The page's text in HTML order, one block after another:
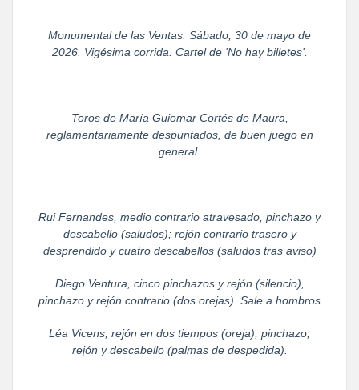
Monumental de las Ventas. Sábado, 30 de mayo de
2026. Vigésima corrida. Cartel de 'No hay billetes'.
Toros de María Guiomar Cortés de Maura,
reglamentariamente despuntados, de buen juego en
general.
Rui Fernandes, medio contrario atravesado, pinchazo y
descabello (saludos); rejón contrario trasero y
desprendido y cuatro descabellos (saludos tras aviso)
Diego Ventura, cinco pinchazos y rejón (silencio),
pinchazo y rejón contrario (dos orejas). Sale a hombros
Léa Vicens, rejón en dos tiempos (oreja); pinchazo,
rejón y descabello (palmas de despedida).